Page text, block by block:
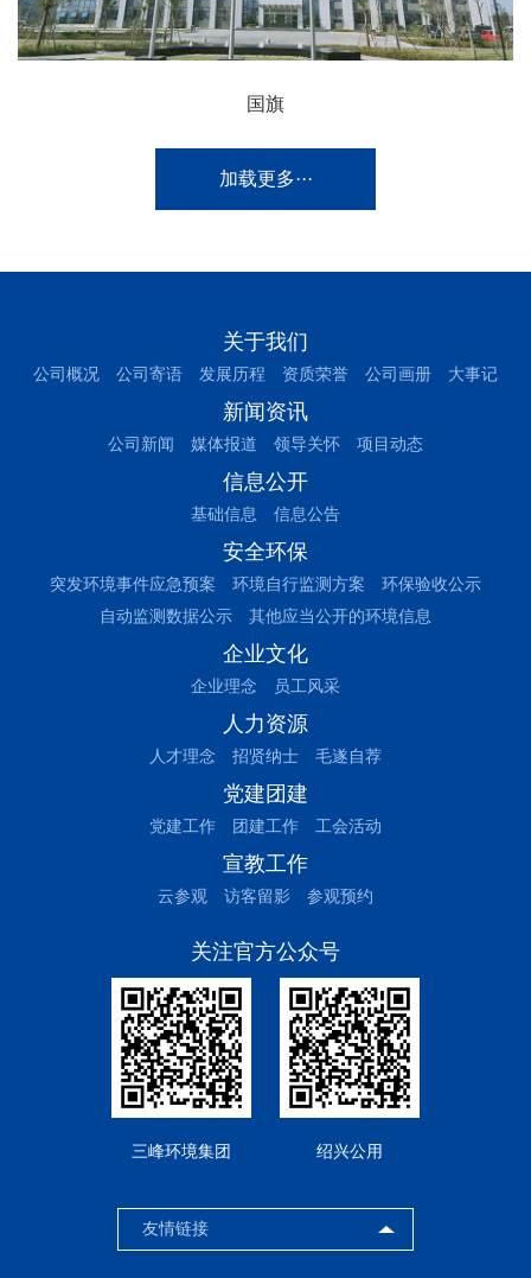
国旗
加载更多···
关于我们
公司概况 公司寄语 发展历程 资质荣誉 公司画册 大事记
新闻资讯
公司新闻 媒体报道 领导关怀 项目动态
信息公开
基础信息 信息公告
安全环保
突发环境事件应急预案 环境自行监测方案
环保验收公示
自动监测数据公示
其他应当公开的环境信息
企业文化
企业理念 员工风采
人力资源
人才理念 招贤纳士 毛遂自荐
党建团建
党建工作 团建工作 工会活动
宣教工作
云参观 访客留影 参观预约
关注官方公众号
三峰环境集团 绍兴公用